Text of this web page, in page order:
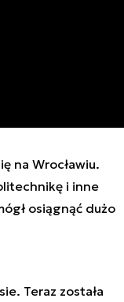
na Wrocławiu.
i inne
osiągnąć dużo
Teraz została